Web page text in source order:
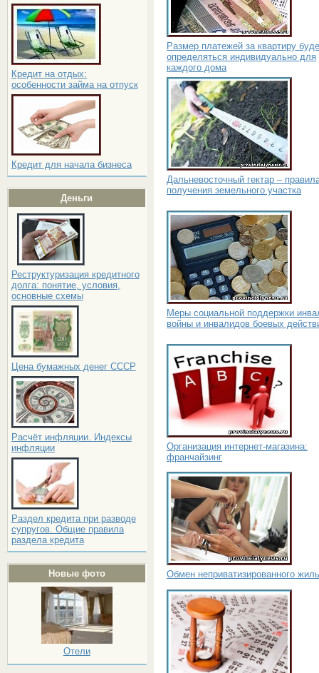
Кредит на отдых:
особенности займа на отпуск
Кредит для начала бизнеса
Деньги
Реструктуризация кредитного
долга: понятие, условия,
основные схемы
Цена бумажных денег СССР
Расчёт инфляции. Индексы
инфляции
Раздел кредита при разводе
супругов. Общие правила
раздела кредита
Новые фото
Отели
Размер платежей за квартиру
определяться индивидуально для
каждого дома
Дальневосточный гектар –
получения земельного участка
Меры социальной поддержки
войны и инвалидов боевых
Организация интернет-магазина:
франчайзинг
Обмен неприватизированного